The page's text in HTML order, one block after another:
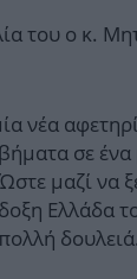
του ο κ.
νέα
σε
μαζί να
Ελλάδα
δουλειά.